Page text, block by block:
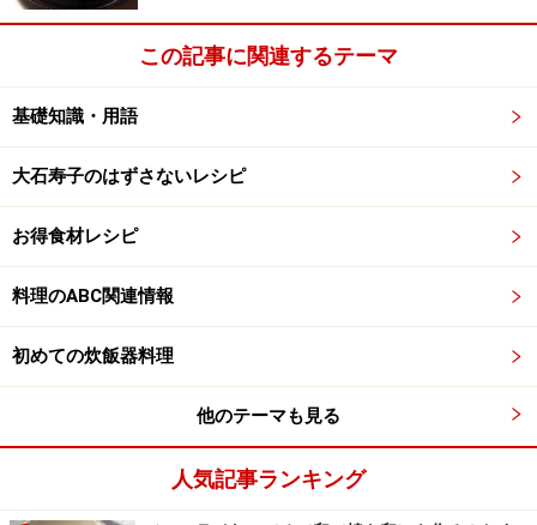
■肉バージョン
豚の薄切り肉をたっぷりの熱湯で下茹でし、後は↑の作り方と同じで
す。
※記事内容は執筆時点のものです。最新の内容をご確認くださ
す場合があります。必ず清潔な状態で、正しい方法で行い、なる
【編集部おすすめの購入サイト】
Amazonで人気レシピの書籍をチェック！
この記事に関連するテーマ
基礎知識・用語
大石寿子のはずさないレシピ
お得食材レシピ
料理のABC関連情報
初めての炊飯器料理
他のテーマも見る
人気記事ランキング